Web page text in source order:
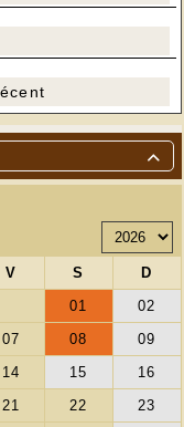
